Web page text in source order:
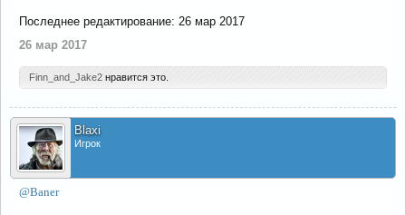
Последнее редактирование: 26 мар 2017
26 мар 2017
Finn_and_Jake2 нравится это.
Blaxi
Игрок
@Baner